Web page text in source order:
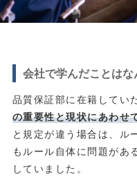
会社で学んだことはな
品質保証部に在籍してい
の重要性と現状にあわせ
と規定が違う場合は、ル
もルール自体に問題があ
していました。